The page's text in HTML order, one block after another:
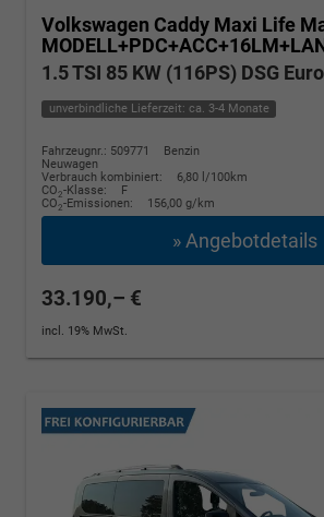
Volkswagen Caddy Maxi Life
1.5 TSI 85 KW (116PS) DSG
unverbindliche Lieferzeit: ca. 3-4 Monate
Fahrzeugnr.: 509771
Benzin
Neuwagen
Verbrauch kombiniert:
6,80 l/100km
CO2-Klasse:
F
CO2-Emissionen: 156,00 g/km
» Angebotdetails
33.190,– €
incl. 19% MwSt.